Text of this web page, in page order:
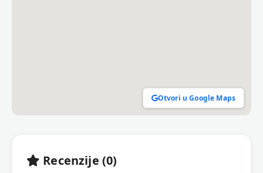
Otvori u Google Maps
Recenzije (0)